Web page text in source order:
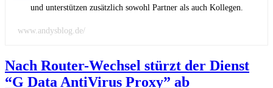
und unterstützen zusätzlich sowohl Partner als auch Kollegen.
www.andysblog.de/
Nach Router-Wechsel stürzt der Dienst
“G Data AntiVirus Proxy” ab